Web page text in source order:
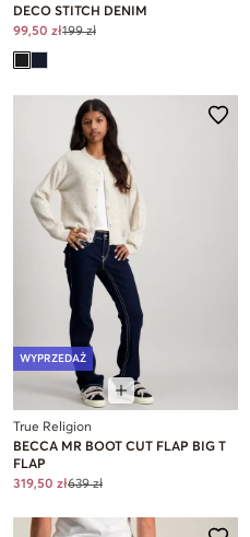
DECO STITCH DENIM
99,50 zł199 zł
WYPRZEDAŻ
True Religion
BECCA MR BOOT CUT FLAP BIG T
FLAP
319,50 zł639 zł